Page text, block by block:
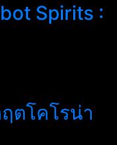
Spirits :
ตโคโรน่า